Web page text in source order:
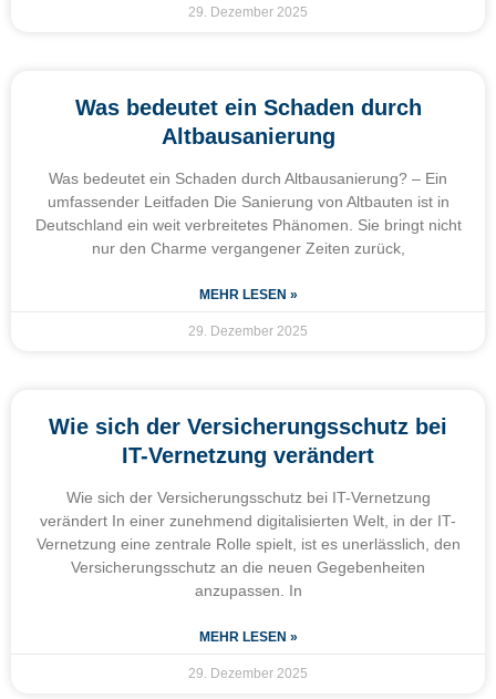
29. Dezember 2025
Was bedeutet ein Schaden durch
Altbausanierung
Was bedeutet ein Schaden durch Altbausanierung? – Ein
umfassender Leitfaden Die Sanierung von Altbauten ist in
Deutschland ein weit verbreitetes Phänomen. Sie bringt nicht
nur den Charme vergangener Zeiten zurück,
MEHR LESEN »
29. Dezember 2025
Wie sich der Versicherungsschutz bei
IT-Vernetzung verändert
Wie sich der Versicherungsschutz bei IT-Vernetzung
verändert In einer zunehmend digitalisierten Welt, in der IT-
Vernetzung eine zentrale Rolle spielt, ist es unerlässlich, den
Versicherungsschutz an die neuen Gegebenheiten
anzupassen. In
MEHR LESEN »
29. Dezember 2025